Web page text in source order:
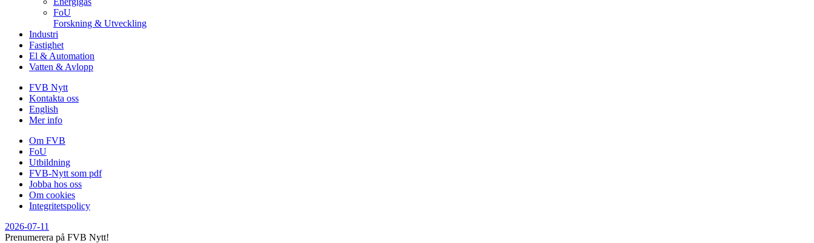
FoU
Forskning & Utveckling
Industri
Fastighet
El & Automation
Vatten & Avlopp
FVB Nytt
Kontakta oss
English
Mer info
Om FVB
FoU
Utbildning
FVB-Nytt som pdf
Jobba hos oss
Om cookies
Integritetspolicy
2026-07-11
Prenumerera på FVB Nytt!